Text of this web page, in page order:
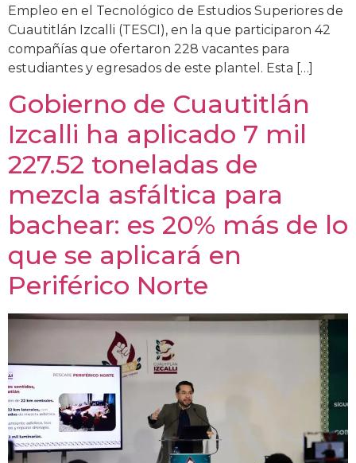
Empleo en el Tecnológico de Estudios Superiores de
Cuautitlán Izcalli (TESCI), en la que participaron 42
compañías que ofertaron 228 vacantes para
estudiantes y egresados de este plantel. Esta […]
Gobierno de Cuautitlán
Izcalli ha aplicado 7 mil
227.52 toneladas de
mezcla asfáltica para
bachear: es 20% más de lo
que se aplicará en
Periférico Norte